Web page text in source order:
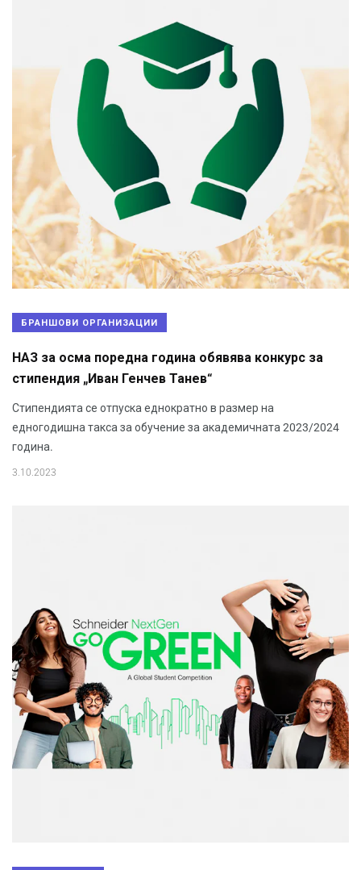
БРАНШОВИ ОРГАНИЗАЦИИ
НАЗ за осма поредна година обявява конкурс за
стипендия „Иван Генчев Танев“
Стипендията се отпуска еднократно в размер на
едногодишна такса за обучение за академичната 2023/2024
година.
3.10.2023